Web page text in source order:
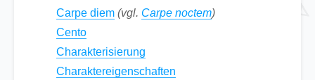
Carpe diem (vgl. Carpe noctem)
Cento
Charakterisierung
Charaktereigenschaften